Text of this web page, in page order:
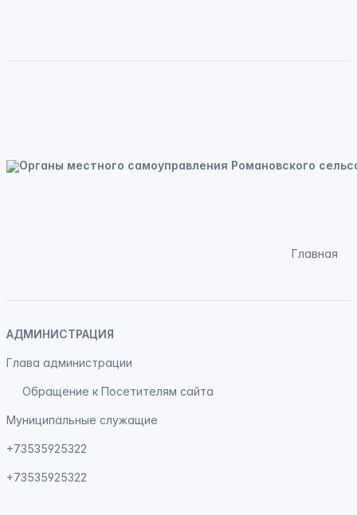
Главная
АДМИНИСТРАЦИЯ
Глава администрации
Обращение к Посетителям сайта
Муниципальные служащие
+73535925322
+73535925322